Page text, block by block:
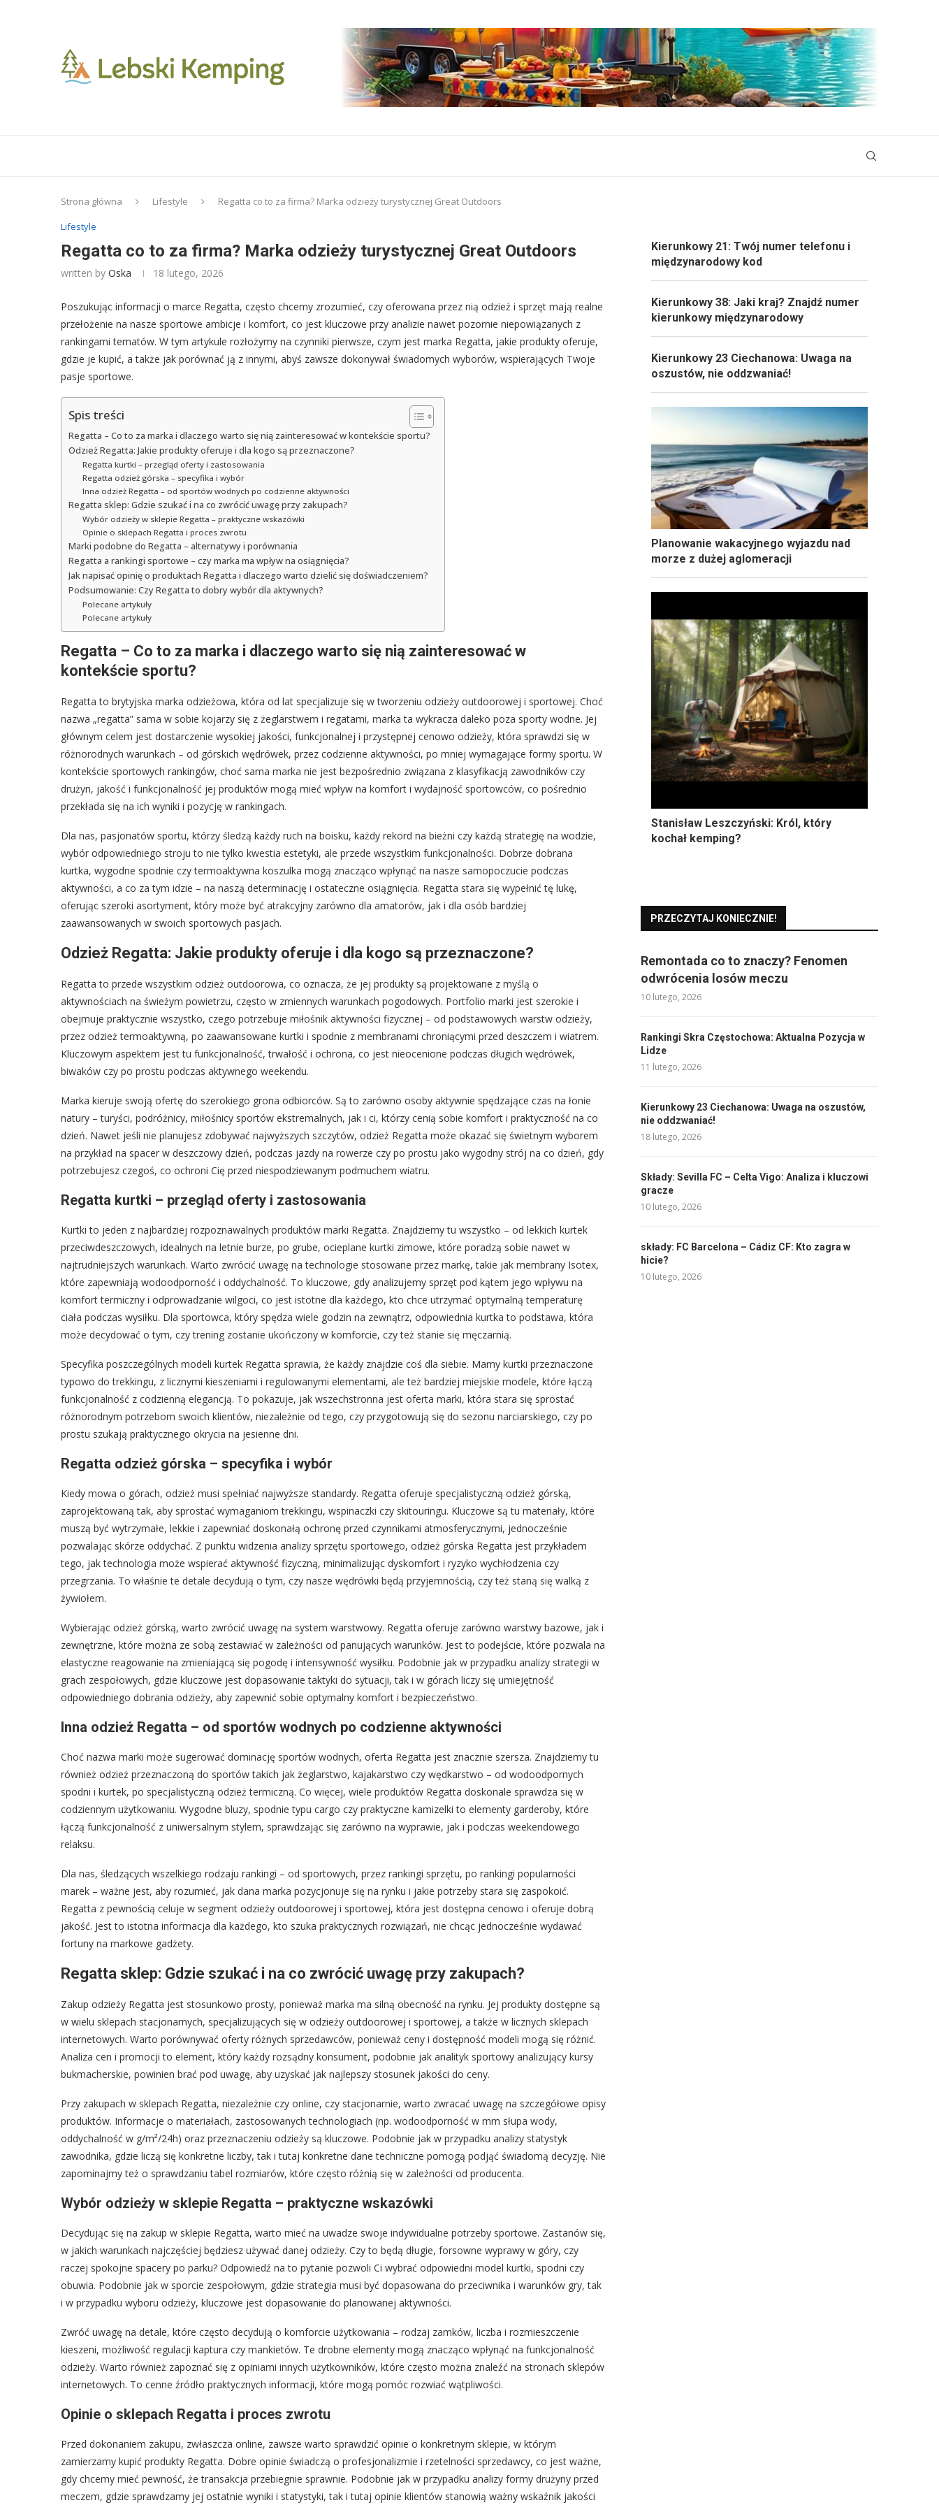
Strona główna Lifestyle
Regatta co to za firma? Marka odzieży turystycznej Great Outdoors
Lifestyle
Regatta co to za firma? Marka odzieży turystycznej Great Outdoors
written by Oska 18 lutego, 2026
Poszukując informacji o marce Regatta, często chcemy zrozumieć, czy oferowana przez nią odzież i sprzęt mają realne
przełożenie na nasze sportowe ambicje i komfort, co jest kluczowe przy analizie nawet pozornie niepowiązanych z
rankingami tematów. W tym artykule rozłożymy na czynniki pierwsze, czym jest marka Regatta, jakie produkty oferuje,
gdzie je kupić, a także jak porównać ją z innymi, abyś zawsze dokonywał świadomych wyborów, wspierających Twoje
pasje sportowe.
Spis treści
Regatta – Co to za marka i dlaczego warto się nią zainteresować w kontekście sportu?
Odzież Regatta: Jakie produkty oferuje i dla kogo są przeznaczone?
Regatta kurtki – przegląd oferty i zastosowania
Regatta odzież górska – specyfika i wybór
Inna odzież Regatta – od sportów wodnych po codzienne aktywności
Regatta sklep: Gdzie szukać i na co zwrócić uwagę przy zakupach?
Wybór odzieży w sklepie Regatta – praktyczne wskazówki
Opinie o sklepach Regatta i proces zwrotu
Marki podobne do Regatta – alternatywy i porównania
Regatta a rankingi sportowe – czy marka ma wpływ na osiągnięcia?
Jak napisać opinię o produktach Regatta i dlaczego warto dzielić się doświadczeniem?
Podsumowanie: Czy Regatta to dobry wybór dla aktywnych?
Polecane artykuły
Polecane artykuły
Regatta – Co to za marka i dlaczego warto się nią zainteresować w
kontekście sportu?
Regatta to brytyjska marka odzieżowa, która od lat specjalizuje się w tworzeniu odzieży outdoorowej i sportowej. Choć
nazwa „regatta” sama w sobie kojarzy się z żeglarstwem i regatami, marka ta wykracza daleko poza sporty wodne. Jej
głównym celem jest dostarczenie wysokiej jakości, funkcjonalnej i przystępnej cenowo odzieży, która sprawdzi się w
różnorodnych warunkach – od górskich wędrówek, przez codzienne aktywności, po mniej wymagające formy sportu. W
kontekście sportowych rankingów, choć sama marka nie jest bezpośrednio związana z klasyfikacją zawodników czy
drużyn, jakość i funkcjonalność jej produktów mogą mieć wpływ na komfort i wydajność sportowców, co pośrednio
przekłada się na ich wyniki i pozycję w rankingach.
Dla nas, pasjonatów sportu, którzy śledzą każdy ruch na boisku, każdy rekord na bieżni czy każdą strategię na wodzie,
wybór odpowiedniego stroju to nie tylko kwestia estetyki, ale przede wszystkim funkcjonalności. Dobrze dobrana
kurtka, wygodne spodnie czy termoaktywna koszulka mogą znacząco wpłynąć na nasze samopoczucie podczas
aktywności, a co za tym idzie – na naszą determinację i ostateczne osiągnięcia. Regatta stara się wypełnić tę lukę,
oferując szeroki asortyment, który może być atrakcyjny zarówno dla amatorów, jak i dla osób bardziej
zaawansowanych w swoich sportowych pasjach.
Odzież Regatta: Jakie produkty oferuje i dla kogo są przeznaczone?
Regatta to przede wszystkim odzież outdoorowa, co oznacza, że jej produkty są projektowane z myślą o
aktywnościach na świeżym powietrzu, często w zmiennych warunkach pogodowych. Portfolio marki jest szerokie i
obejmuje praktycznie wszystko, czego potrzebuje miłośnik aktywności fizycznej – od podstawowych warstw odzieży,
przez odzież termoaktywną, po zaawansowane kurtki i spodnie z membranami chroniącymi przed deszczem i wiatrem.
Kluczowym aspektem jest tu funkcjonalność, trwałość i ochrona, co jest nieocenione podczas długich wędrówek,
biwaków czy po prostu podczas aktywnego weekendu.
Marka kieruje swoją ofertę do szerokiego grona odbiorców. Są to zarówno osoby aktywnie spędzające czas na łonie
natury – turyści, podróżnicy, miłośnicy sportów ekstremalnych, jak i ci, którzy cenią sobie komfort i praktyczność na co
dzień. Nawet jeśli nie planujesz zdobywać najwyższych szczytów, odzież Regatta może okazać się świetnym wyborem
na przykład na spacer w deszczowy dzień, podczas jazdy na rowerze czy po prostu jako wygodny strój na co dzień, gdy
potrzebujesz czegoś, co ochroni Cię przed niespodziewanym podmuchem wiatru.
Regatta kurtki – przegląd oferty i zastosowania
Kurtki to jeden z najbardziej rozpoznawalnych produktów marki Regatta. Znajdziemy tu wszystko – od lekkich kurtek
przeciwdeszczowych, idealnych na letnie burze, po grube, ocieplane kurtki zimowe, które poradzą sobie nawet w
najtrudniejszych warunkach. Warto zwrócić uwagę na technologie stosowane przez markę, takie jak membrany Isotex,
które zapewniają wodoodporność i oddychalność. To kluczowe, gdy analizujemy sprzęt pod kątem jego wpływu na
komfort termiczny i odprowadzanie wilgoci, co jest istotne dla każdego, kto chce utrzymać optymalną temperaturę
ciała podczas wysiłku. Dla sportowca, który spędza wiele godzin na zewnątrz, odpowiednia kurtka to podstawa, która
może decydować o tym, czy trening zostanie ukończony w komforcie, czy też stanie się męczarnią.
Specyfika poszczególnych modeli kurtek Regatta sprawia, że każdy znajdzie coś dla siebie. Mamy kurtki przeznaczone
typowo do trekkingu, z licznymi kieszeniami i regulowanymi elementami, ale też bardziej miejskie modele, które łączą
funkcjonalność z codzienną elegancją. To pokazuje, jak wszechstronna jest oferta marki, która stara się sprostać
różnorodnym potrzebom swoich klientów, niezależnie od tego, czy przygotowują się do sezonu narciarskiego, czy po
prostu szukają praktycznego okrycia na jesienne dni.
Regatta odzież górska – specyfika i wybór
Kiedy mowa o górach, odzież musi spełniać najwyższe standardy. Regatta oferuje specjalistyczną odzież górską,
zaprojektowaną tak, aby sprostać wymaganiom trekkingu, wspinaczki czy skitouringu. Kluczowe są tu materiały, które
muszą być wytrzymałe, lekkie i zapewniać doskonałą ochronę przed czynnikami atmosferycznymi, jednocześnie
pozwalając skórze oddychać. Z punktu widzenia analizy sprzętu sportowego, odzież górska Regatta jest przykładem
tego, jak technologia może wspierać aktywność fizyczną, minimalizując dyskomfort i ryzyko wychłodzenia czy
przegrzania. To właśnie te detale decydują o tym, czy nasze wędrówki będą przyjemnością, czy też staną się walką z
żywiołem.
Wybierając odzież górską, warto zwrócić uwagę na system warstwowy. Regatta oferuje zarówno warstwy bazowe, jak i
zewnętrzne, które można ze sobą zestawiać w zależności od panujących warunków. Jest to podejście, które pozwala na
elastyczne reagowanie na zmieniającą się pogodę i intensywność wysiłku. Podobnie jak w przypadku analizy strategii w
grach zespołowych, gdzie kluczowe jest dopasowanie taktyki do sytuacji, tak i w górach liczy się umiejętność
odpowiedniego dobrania odzieży, aby zapewnić sobie optymalny komfort i bezpieczeństwo.
Inna odzież Regatta – od sportów wodnych po codzienne aktywności
Choć nazwa marki może sugerować dominację sportów wodnych, oferta Regatta jest znacznie szersza. Znajdziemy tu
również odzież przeznaczoną do sportów takich jak żeglarstwo, kajakarstwo czy wędkarstwo – od wodoodpornych
spodni i kurtek, po specjalistyczną odzież termiczną. Co więcej, wiele produktów Regatta doskonale sprawdza się w
codziennym użytkowaniu. Wygodne bluzy, spodnie typu cargo czy praktyczne kamizelki to elementy garderoby, które
łączą funkcjonalność z uniwersalnym stylem, sprawdzając się zarówno na wyprawie, jak i podczas weekendowego
relaksu.
Dla nas, śledzących wszelkiego rodzaju rankingi – od sportowych, przez rankingi sprzętu, po rankingi popularności
marek – ważne jest, aby rozumieć, jak dana marka pozycjonuje się na rynku i jakie potrzeby stara się zaspokoić.
Regatta z pewnością celuje w segment odzieży outdoorowej i sportowej, która jest dostępna cenowo i oferuje dobrą
jakość. Jest to istotna informacja dla każdego, kto szuka praktycznych rozwiązań, nie chcąc jednocześnie wydawać
fortuny na markowe gadżety.
Regatta sklep: Gdzie szukać i na co zwrócić uwagę przy zakupach?
Zakup odzieży Regatta jest stosunkowo prosty, ponieważ marka ma silną obecność na rynku. Jej produkty dostępne są
w wielu sklepach stacjonarnych, specjalizujących się w odzieży outdoorowej i sportowej, a także w licznych sklepach
internetowych. Warto porównywać oferty różnych sprzedawców, ponieważ ceny i dostępność modeli mogą się różnić.
Analiza cen i promocji to element, który każdy rozsądny konsument, podobnie jak analityk sportowy analizujący kursy
bukmacherskie, powinien brać pod uwagę, aby uzyskać jak najlepszy stosunek jakości do ceny.
Przy zakupach w sklepach Regatta, niezależnie czy online, czy stacjonarnie, warto zwracać uwagę na szczegółowe opisy
produktów. Informacje o materiałach, zastosowanych technologiach (np. wodoodporność w mm słupa wody,
oddychalność w g/m²/24h) oraz przeznaczeniu odzieży są kluczowe. Podobnie jak w przypadku analizy statystyk
zawodnika, gdzie liczą się konkretne liczby, tak i tutaj konkretne dane techniczne pomogą podjąć świadomą decyzję. Nie
zapominajmy też o sprawdzaniu tabel rozmiarów, które często różnią się w zależności od producenta.
Wybór odzieży w sklepie Regatta – praktyczne wskazówki
Decydując się na zakup w sklepie Regatta, warto mieć na uwadze swoje indywidualne potrzeby sportowe. Zastanów się,
w jakich warunkach najczęściej będziesz używać danej odzieży. Czy to będą długie, forsowne wyprawy w góry, czy
raczej spokojne spacery po parku? Odpowiedź na to pytanie pozwoli Ci wybrać odpowiedni model kurtki, spodni czy
obuwia. Podobnie jak w sporcie zespołowym, gdzie strategia musi być dopasowana do przeciwnika i warunków gry, tak
i w przypadku wyboru odzieży, kluczowe jest dopasowanie do planowanej aktywności.
Zwróć uwagę na detale, które często decydują o komforcie użytkowania – rodzaj zamków, liczba i rozmieszczenie
kieszeni, możliwość regulacji kaptura czy mankietów. Te drobne elementy mogą znacząco wpłynąć na funkcjonalność
odzieży. Warto również zapoznać się z opiniami innych użytkowników, które często można znaleźć na stronach sklepów
internetowych. To cenne źródło praktycznych informacji, które mogą pomóc rozwiać wątpliwości.
Opinie o sklepach Regatta i proces zwrotu
Przed dokonaniem zakupu, zwłaszcza online, zawsze warto sprawdzić opinie o konkretnym sklepie, w którym
zamierzamy kupić produkty Regatta. Dobre opinie świadczą o profesjonalizmie i rzetelności sprzedawcy, co jest ważne,
gdy chcemy mieć pewność, że transakcja przebiegnie sprawnie. Podobnie jak w przypadku analizy formy drużyny przed
meczem, gdzie sprawdzamy jej ostatnie wyniki i statystyki, tak i tutaj opinie klientów stanowią ważny wskaźnik jakości
Kierunkowy 21: Twój numer telefonu i
międzynarodowy kod
Kierunkowy 38: Jaki kraj? Znajdź numer
kierunkowy międzynarodowy
Kierunkowy 23 Ciechanowa: Uwaga na
oszustów, nie oddzwaniać!
Planowanie wakacyjnego wyjazdu nad
morze z dużej aglomeracji
Stanisław Leszczyński: Król, który
kochał kemping?
PRZECZYTAJ KONIECZNIE!
Remontada co to znaczy? Fenomen
odwrócenia losów meczu
10 lutego, 2026
Rankingi Skra Częstochowa: Aktualna Pozycja w
Lidze
11 lutego, 2026
Kierunkowy 23 Ciechanowa: Uwaga na oszustów,
nie oddzwaniać!
18 lutego, 2026
Składy: Sevilla FC – Celta Vigo: Analiza i kluczowi
gracze
10 lutego, 2026
składy: FC Barcelona – Cádiz CF: Kto zagra w
hicie?
10 lutego, 2026